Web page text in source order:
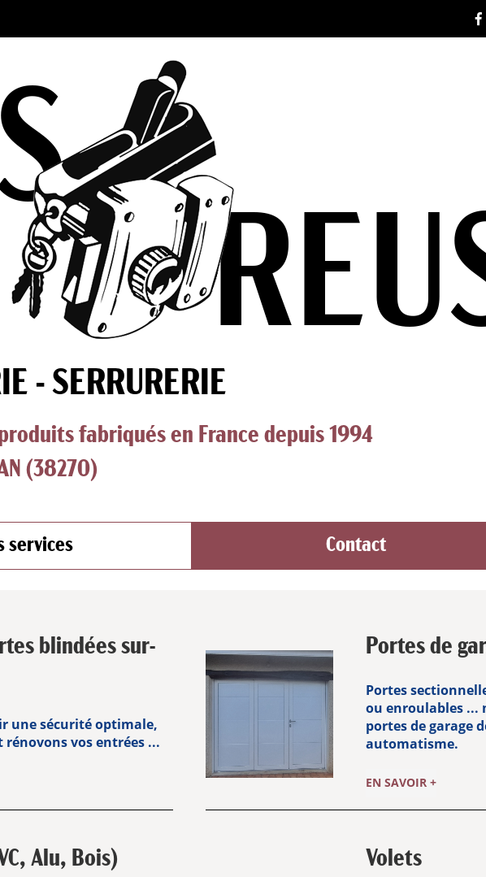
- SERRURERIE
fabriqués en France depuis 1994
(38270)
services Contact
blindées sur-
une sécurité optimale,
vos entrées ...
Portes de
Portes
ou enroulables ...
portes de garage
automatisme.
EN SAVOIR +
Alu, Bois) Volets